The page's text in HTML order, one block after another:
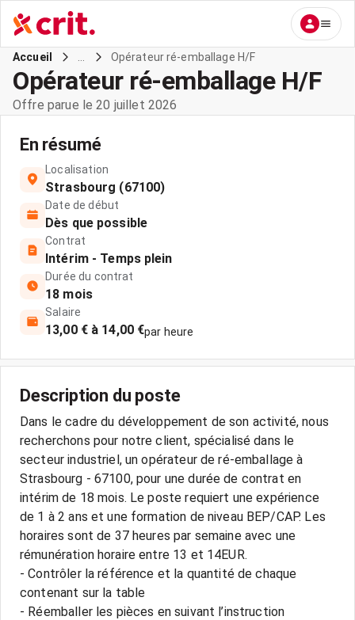
Accueil Opérateur ré-emballage H/F
Opérateur ré-emballage H/F
Offre parue le 20 juillet 2026
En résumé
Localisation
Strasbourg (67100)
Date de début
Dès que possible
Contrat
Intérim - Temps plein
Durée du contrat
18 mois
Salaire
13,00 € à 14,00 €par heure
Description du poste
Dans le cadre du développement de son activité, nous
recherchons pour notre client, spécialisé dans le
secteur industriel, un opérateur de ré-emballage à
Strasbourg - 67100, pour une durée de contrat en
intérim de 18 mois. Le poste requiert une expérience
de 1 à 2 ans et une formation de niveau BEP/CAP. Les
horaires sont de 37 heures par semaine avec une
rémunération horaire entre 13 et 14EUR.
- Contrôler la référence et la quantité de chaque
contenant sur la table
- Réemballer les pièces en suivant l’instruction